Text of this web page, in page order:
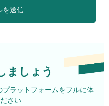
を送信
ましょう
ラットフォームをフルに体
さい